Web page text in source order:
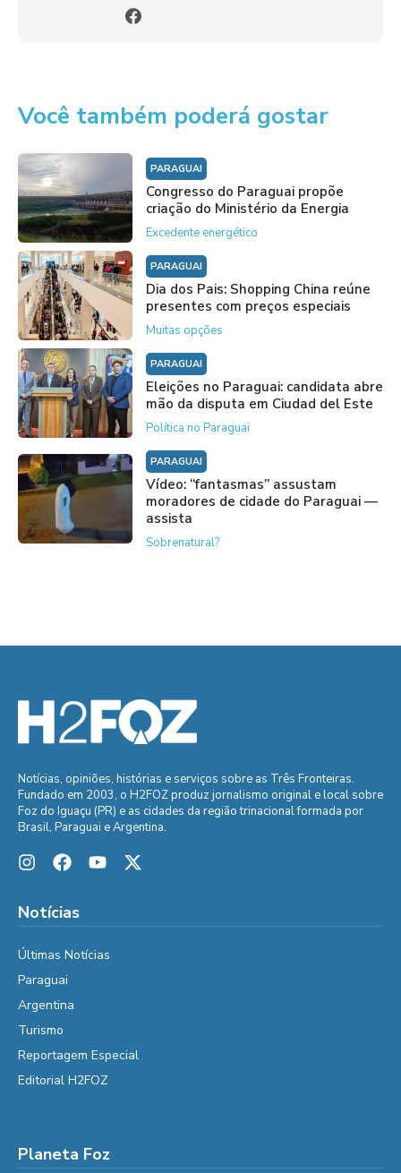
Você também poderá gostar
PARAGUAI
Congresso do Paraguai propõe
criação do Ministério da Energia
Excedente energético
PARAGUAI
Dia dos Pais: Shopping China reúne
presentes com preços especiais
Muitas opções
PARAGUAI
Eleições no Paraguai: candidata abre
mão da disputa em Ciudad del Este
Política no Paraguai
PARAGUAI
Vídeo: “fantasmas” assustam
moradores de cidade do Paraguai —
assista
Sobrenatural?
Notícias, opiniões, histórias e serviços sobre as Três Fronteiras.
Fundado em 2003, o H2FOZ produz jornalismo original e local sobre
Foz do Iguaçu (PR) e as cidades da região trinacional formada por
Brasil, Paraguai e Argentina.
Notícias
Últimas Notícias
Paraguai
Argentina
Turismo
Reportagem Especial
Editorial H2FOZ
Planeta Foz